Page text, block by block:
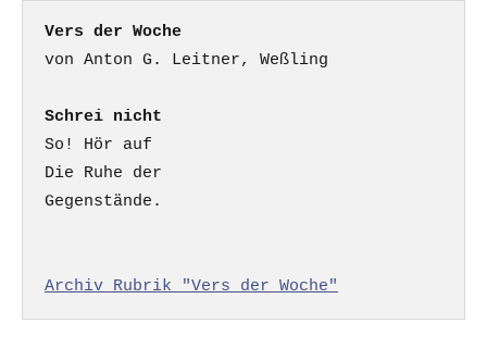
Vers der Woche
Schrei nicht
So! Hör auf
Die Ruhe der
Gegenstände.
Archiv Rubrik "Vers der Woche"